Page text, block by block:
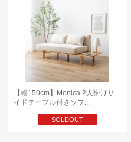
【幅150cm】Monica 2人掛けサ
イドテーブル付きソフ...
SOLDOUT